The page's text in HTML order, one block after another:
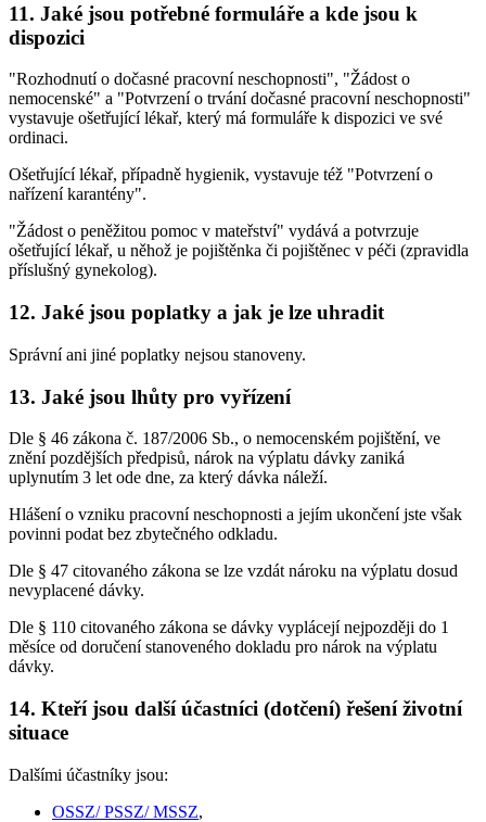
11. Jaké jsou potřebné formuláře a kde jsou k
dispozici
"Rozhodnutí o dočasné pracovní neschopnosti", "Žádost o
nemocenské" a "Potvrzení o trvání dočasné pracovní neschopnosti"
vystavuje ošetřující lékař, který má formuláře k dispozici ve své
ordinaci.
Ošetřující lékař, případně hygienik, vystavuje též "Potvrzení o
nařízení karantény".
"Žádost o peněžitou pomoc v mateřství" vydává a potvrzuje
ošetřující lékař, u něhož je pojištěnka či pojištěnec v péči (zpravidla
příslušný gynekolog).
12. Jaké jsou poplatky a jak je lze uhradit
Správní ani jiné poplatky nejsou stanoveny.
13. Jaké jsou lhůty pro vyřízení
Dle § 46 zákona č. 187/2006 Sb., o nemocenském pojištění, ve
znění pozdějších předpisů, nárok na výplatu dávky zaniká
uplynutím 3 let ode dne, za který dávka náleží.
Hlášení o vzniku pracovní neschopnosti a jejím ukončení jste však
povinni podat bez zbytečného odkladu.
Dle § 47 citovaného zákona se lze vzdát nároku na výplatu dosud
nevyplacené dávky.
Dle § 110 citovaného zákona se dávky vyplácejí nejpozději do 1
měsíce od doručení stanoveného dokladu pro nárok na výplatu
dávky.
14. Kteří jsou další účastníci (dotčení) řešení životní
situace
Dalšími účastníky jsou:
OSSZ/ PSSZ/ MSSZ,